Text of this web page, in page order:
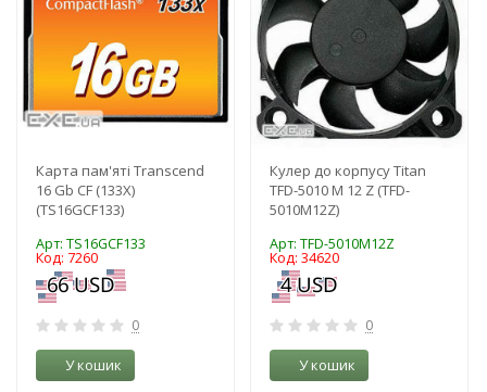
Карта пам'яті Transcend
16 Gb CF (133X)
(TS16GCF133)
Арт: TS16GCF133
Код: 7260
0
У кошик
Кулер до корпусу Titan
TFD-5010 M 12 Z (TFD-
5010M12Z)
Арт: TFD-5010M12Z
Код: 34620
0
У кошик